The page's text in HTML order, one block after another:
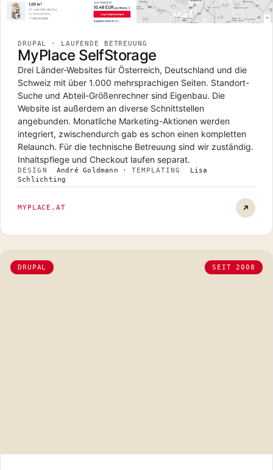
DRUPAL · LAUFENDE BETREUUNG
MyPlace SelfStorage
Drei Länder-Websites für Österreich, Deutschland und die
Schweiz mit über 1.000 mehrsprachigen Seiten. Standort-
Suche und Abteil-Größenrechner sind Eigenbau. Die
Website ist außerdem an diverse Schnittstellen
angebunden. Monatliche Marketing-Aktionen werden
integriert, zwischendurch gab es schon einen kompletten
Relaunch. Für die technische Betreuung sind wir zuständig.
Inhaltspflege und Checkout laufen separat.
DESIGN André Goldmann · TEMPLATING
Lisa
Schlichting
MYPLACE.AT
DRUPAL SEIT 2008